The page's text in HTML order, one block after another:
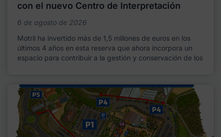
con el nuevo Centro de Interpretación
6 de agosto de 2026
Motril ha invertido más de 1,5 millones de euros en los
últimos 4 años en esta reserva que ahora incorpora un
espacio para contribuir a la gestión y conservación de los